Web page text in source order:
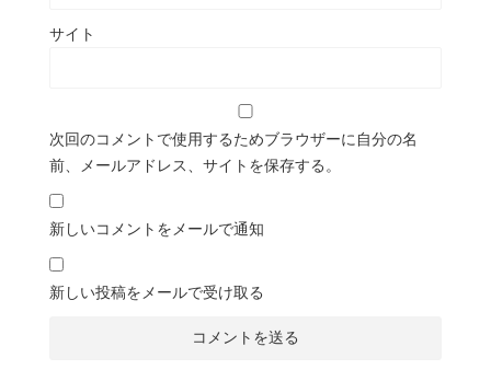
サイト
次回のコメントで使用するためブラウザーに自分の名
前、メールアドレス、サイトを保存する。
新しいコメントをメールで通知
新しい投稿をメールで受け取る